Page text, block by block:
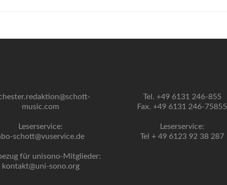
music.com
Leserservice:
schott@vuservice.de
für unisono-Mitglieder:
kontakt@uni-sono.org
Tel. +49 6131 246-855
Fax. +49 6131 246-75855
Leserservice:
Tel + 49 6123 92 38 287